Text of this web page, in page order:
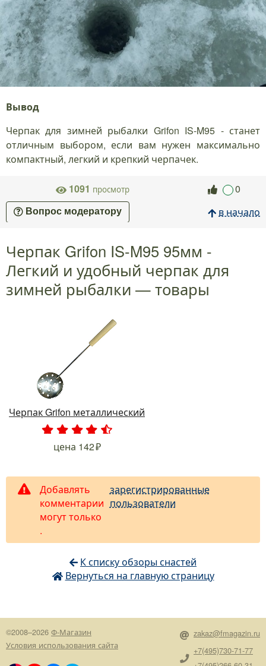
Вывод
Черпак для зимней рыбалки Grifon IS-M95 - станет
отличным выбором, если вам нужен максимально
компактный, легкий и крепкий черпачек.
1091 просмотр 0
Вопрос модератору в начало
Черпак Grifon IS-M95 95мм -
Легкий и удобный черпак для
зимней рыбалки — товары
Черпак Grifon металлический
. .
цена 142
Добавлять
комментарии
могут только
зарегистрированные
пользователи
.
К списку обзоры снастей
Вернуться на главную страницу
©2008–2026 Ф-Магазин
Условия использования сайта
zakaz@fmagazin.ru
+7(495)730-71-77